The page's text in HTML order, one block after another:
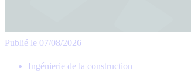
Publié le 07/08/2026
Ingénierie de la construction